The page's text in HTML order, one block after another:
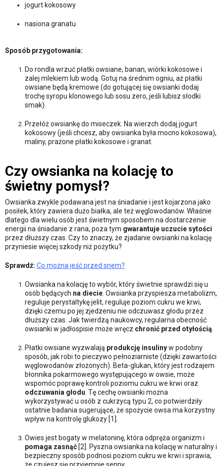
jogurt kokosowy
nasiona granatu
Sposób przygotowania:
Do rondla wrzuć płatki owsiane, banan, wiórki kokosowe i
zalej mlekiem lub wodą. Gotuj na średnim ogniu, aż płatki
owsiane będą kremowe (do gotującej się owsianki dodaj
trochę syropu klonowego lub sosu zero, jeśli lubisz słodki
smak).
Przełóż owsiankę do miseczek. Na wierzch dodaj jogurt
kokosowy (jeśli chcesz, aby owsianka była mocno kokosowa),
maliny, prażone płatki kokosowe i granat.
Czy owsianka na kolację to
świetny pomysł?
Owsianka zwykle podawana jest na śniadanie i jest kojarzona jako
posiłek, który zawiera dużo białka, ale też węglowodanów. Właśnie
dlatego dla wielu osób jest świetnym sposobem na dostarczenie
energii na śniadanie z rana, poza tym gwarantuje uczucie sytości
przez dłuższy czas. Czy to znaczy, że zjadanie owsianki na kolację
przyniesie więcej szkody niż pożytku?
Sprawdź: Co można jeść przed snem?
Owsianka na kolację to wybór, który świetnie sprawdzi się u
osób będących na diecie . Owsianka przyspiesza metabolizm,
reguluje perystaltykę jelit, reguluje poziom cukru we krwi,
dzięki czemu po jej zjedzeniu nie odczuwasz głodu przez
dłuższy czas. Jak twierdzą naukowcy, regularna obecność
owsianki w jadłospisie może wręcz chronić przed otyłością
Płatki owsiane wyzwalają produkcję insulinyw podobny
sposób, jak robi to pieczywo pełnoziarniste (dzięki zawartości
węglowodanów złożonych). Beta-glukan, który jest rodzajem
błonnika pokarmowego występującego w owsie, może
wspomóc poprawę kontroli poziomu cukru we krwi oraz
odczuwania głodu . Tę cechę owsianki można
wykorzystywać u osób z cukrzycą typu 2, co potwierdziły
ostatnie badania sugerujące, że spożycie owsa ma korzystny
wpływ na kontrolę glukozy [1].
Owies jest bogaty w melatoninę, która odpręża organizm i
pomaga zasnąć [2]. Pyszna owsianka na kolację w naturalny i
bezpieczny sposób podnosi poziom cukru we krwi i sprawia,